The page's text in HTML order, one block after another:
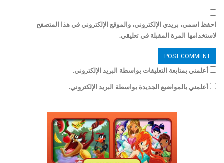
احفظ اسمي، بريدي الإلكتروني، والموقع الإلكتروني في هذا المتصفح
لاستخدامها المرة المقبلة في تعليقي.
أعلمني بمتابعة التعليقات بواسطة البريد الإلكتروني.
أعلمني بالمواضيع الجديدة بواسطة البريد الإلكتروني.